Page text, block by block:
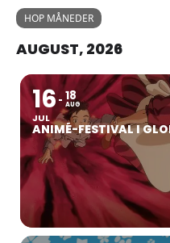
HOP MÅNEDER
AUGUST, 2026
16
JUL
18
AUG
ANIMÉ-FESTIVAL I